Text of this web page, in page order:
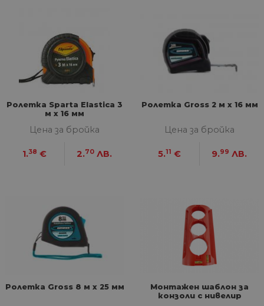
Ролетка Sparta Elastica 3
м x 16 мм
Цена за бройка
1.38 € 2.70 ЛВ.
Ролетка Gross 2 м x 16 мм
Цена за бройка
5.11 € 9.99 ЛВ.
Ролетка Gross 8 м x 25 мм
Монтажен шаблон за
конзоли с нивелир